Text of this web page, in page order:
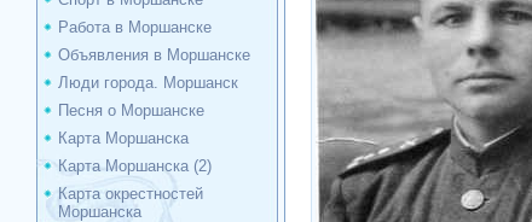
Работа в Моршанске
Объявления в Моршанске
Люди города. Моршанск
Песня о Моршанске
Карта Моршанска
Карта Моршанска (2)
Карта окрестностей
Моршанска